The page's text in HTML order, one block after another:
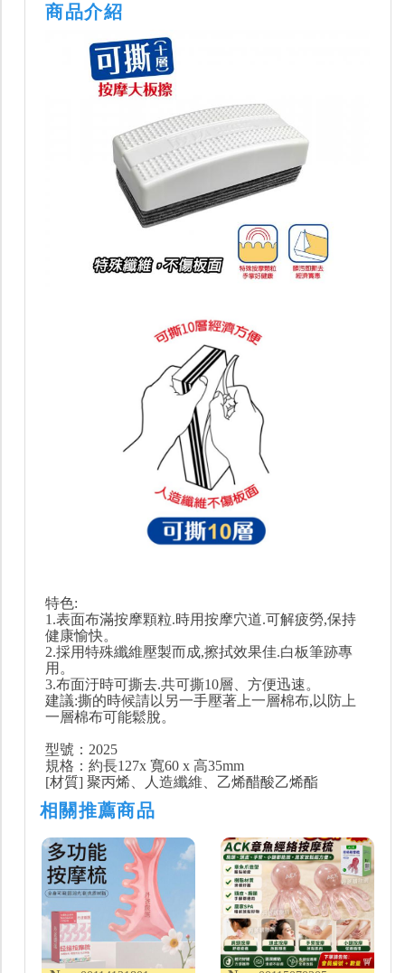
商品介紹
特色:
1.表面布滿按摩顆粒.時用按摩穴道.可解疲勞,保持
健康愉快。
2.採用特殊纖維壓製而成,擦拭效果佳.白板筆跡專
用。
3.布面汙時可撕去.共可撕10層、方便迅速。
建議:撕的時候請以另一手壓著上一層棉布,以防上
一層棉布可能鬆脫。
型號：2025
規格：約長127x 寬60 x 高35mm
[材質] 聚丙烯、人造纖維、乙烯醋酸乙烯酯
相關推薦商品